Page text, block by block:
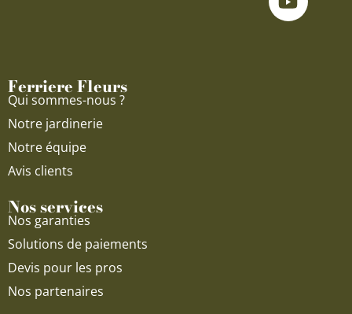
e t
u
Ferriere Fleurs
Qui sommes-nous ?
Notre jardinerie
Notre équipe
Avis clients
Nos services
Nos garanties
Solutions de paiements
Devis pour les pros
Nos partenaires